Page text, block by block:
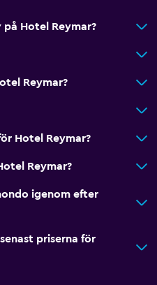
Hotel Reymar?
Reymar?
Hotel Reymar?
Reymar?
igenom efter
priserna för